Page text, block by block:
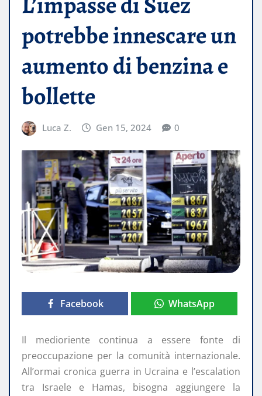
potrebbe innescare un
aumento di benzina e
bollette
Luca Z. Gen 15, 2024 0
Facebook WhatsApp
Il medioriente continua a essere fonte di
preoccupazione per la comunità internazionale.
All’ormai cronica guerra in Ucraina e l’escalation
tra Israele e Hamas, bisogna aggiungere la